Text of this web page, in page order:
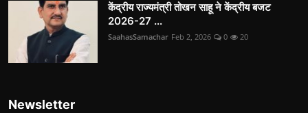
केंद्रीय राज्यमंत्री तोखन साहू ने केंद्रीय बजट
2026-27 ...
SaahasSamachar Feb 2, 2026 0 20
Newsletter